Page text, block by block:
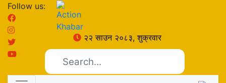
Follow us:
२२ साउन २०८३, शुक्रवार